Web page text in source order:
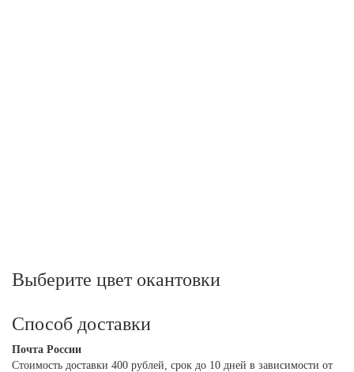
Выберите цвет окантовки
Способ доставки
Почта России
Cтоимость доставки 400 рублей, срок до 10 дней в зависимости от